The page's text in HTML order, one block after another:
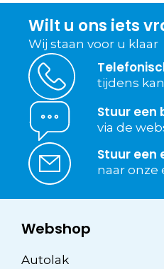
Wilt u ons iets
Wij staan voor u klaar
tijdens
Stuur een
via de
Stuur een
naar onze
Webshop
Autolak